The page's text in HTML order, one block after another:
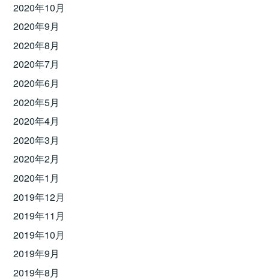
2020年10月
2020年9月
2020年8月
2020年7月
2020年6月
2020年5月
2020年4月
2020年3月
2020年2月
2020年1月
2019年12月
2019年11月
2019年10月
2019年9月
2019年8月